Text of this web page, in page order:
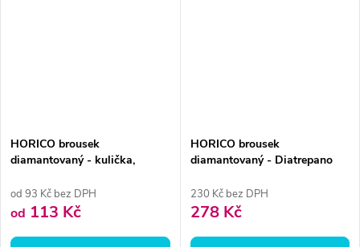
HORICO brousek
diamantovaný - kulička,
od 93 Kč bez DPH
od 113 Kč
HORICO brousek
diamantovaný - Diatrepano
230 Kč bez DPH
278 Kč